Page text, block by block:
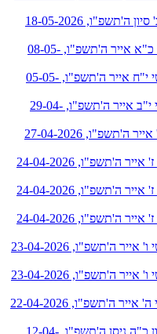
לחץ להאזנה לשעור מיום שני ב' סיון ה'תשפ"ו, 18-05-2026
לחץ להאזנה לשעור מיום שישי כ"א אייר ה'תשפ"ו, 08-05-
לחץ להאזנה לשעור מיום שלישי י"ח אייר ה'תשפ"ו, 05-05-
לחץ להאזנה לשעור מיום רביעי י"ב אייר ה'תשפ"ו, 29-04-
לחץ להאזנה לשעור מיום שני י' אייר ה'תשפ"ו, 27-04-2026
לחץ להאזנה לשעור מיום שישי ז' אייר ה'תשפ"ו, 24-04-2026
לחץ להאזנה לשעור מיום שישי ז' אייר ה'תשפ"ו, 24-04-2026
לחץ להאזנה לשעור מיום שישי ז' אייר ה'תשפ"ו, 24-04-2026
לחץ להאזנה לשעור מיום חמישי ו' אייר ה'תשפ"ו, 23-04-2026
לחץ להאזנה לשעור מיום חמישי ו' אייר ה'תשפ"ו, 23-04-2026
לחץ להאזנה לשעור מיום רביעי ה' אייר ה'תשפ"ו, 22-04-2026
לחץ להאזנה לשעור מיום ראשון כ"ה ניסן ה'תשפ"ו, 12-04-